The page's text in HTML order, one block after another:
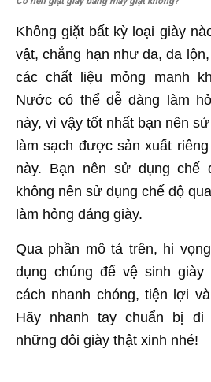
Không giặt bất kỳ loại giày
vật, chẳng hạn như da, da
các chất liệu mỏng manh
Nước có thể dễ dàng làm
này, vì vậy tốt nhất bạn nên
làm sạch được sản xuất
này. Bạn nên sử dụng chế
không nên sử dụng chế độ
làm hỏng dáng giày.
Qua phần mô tả trên, hi
dụng chúng để vệ sinh giày
cách nhanh chóng, tiện lợi
Hãy nhanh tay chuẩn bị
những đôi giày thật xinh nhé!